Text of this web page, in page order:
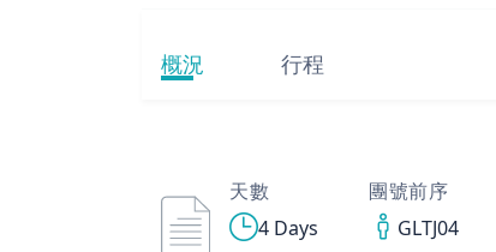
概況 行程
天數
4 Days
團號前序
GLTJ04